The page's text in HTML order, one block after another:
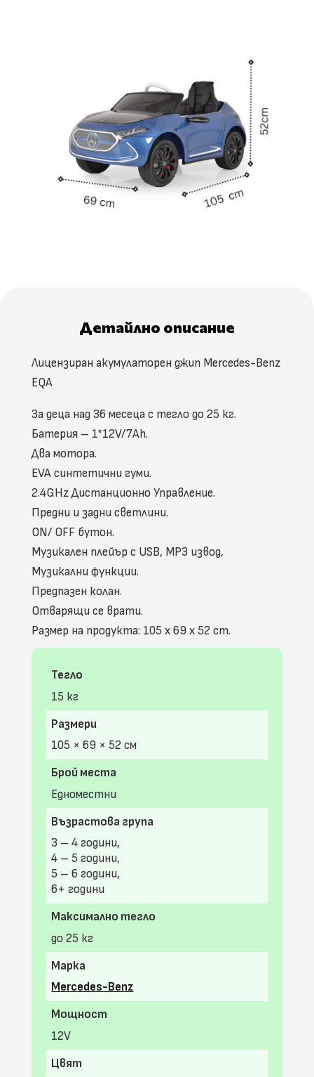
Детайлно описание
Лицензиран акумулаторен джип Mercedes-Benz
EQA
За деца над 36 месеца с тегло до 25 кг.
Батерия – 1*12V/7Ah.
Два мотора.
EVA синтетични гуми.
2.4GHz Дистанционно Управление.
Предни и задни светлини.
ON/ OFF бутон.
Музикален плейър с USB, MP3 извод,
Музикални функции.
Предпазен колан.
Отварящи се врати.
Размер на продукта: 105 x 69 x 52 cm.
Тегло
15 кг
Размери
105 × 69 × 52 см
Брой места
Едноместни
Възрастова група
3 – 4 години,
4 – 5 години,
5 – 6 години,
6+ години
Максимално тегло
до 25 кг
Марка
Mercedes-Benz
Мощност
12V
Цвят